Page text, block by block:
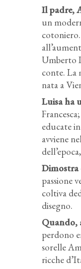
Il padre,
un
Umberto
conte. La
nata a
Luisa ha
educate
avviene
Dimostra
passione
coltiva
disegno.
Quando,
perdono
sorelle
ricche